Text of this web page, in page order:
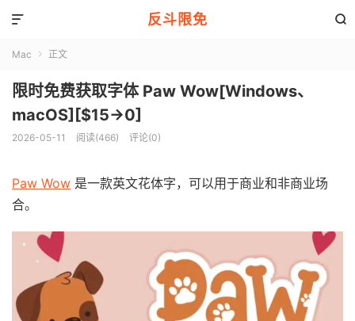
反斗限免 

Mac  正文
限时免费获取字体 Paw Wow[Windows、
macOS][$15→0]
2026-05-11 阅读(466) 评论(0)
Paw Wow 是一款英文花体字，可以用于商业和非商业场
合。